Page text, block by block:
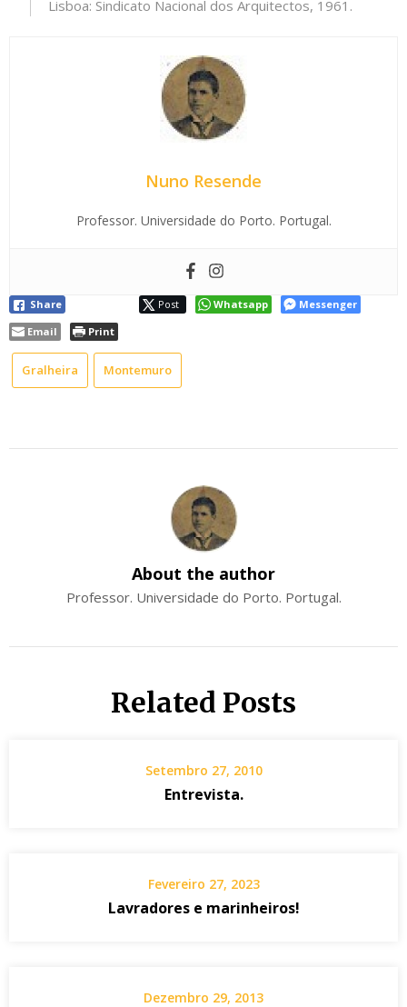
Lisboa: Sindicato Nacional dos Arquitectos, 1961.
Nuno Resende
Professor. Universidade do Porto. Portugal.
Share Post Whatsapp
Messenger
Email
Print
Gralheira Montemuro
About the author
Professor. Universidade do Porto. Portugal.
Related Posts
Setembro 27, 2010
Entrevista.
Fevereiro 27, 2023
Lavradores e marinheiros!
Dezembro 29, 2013